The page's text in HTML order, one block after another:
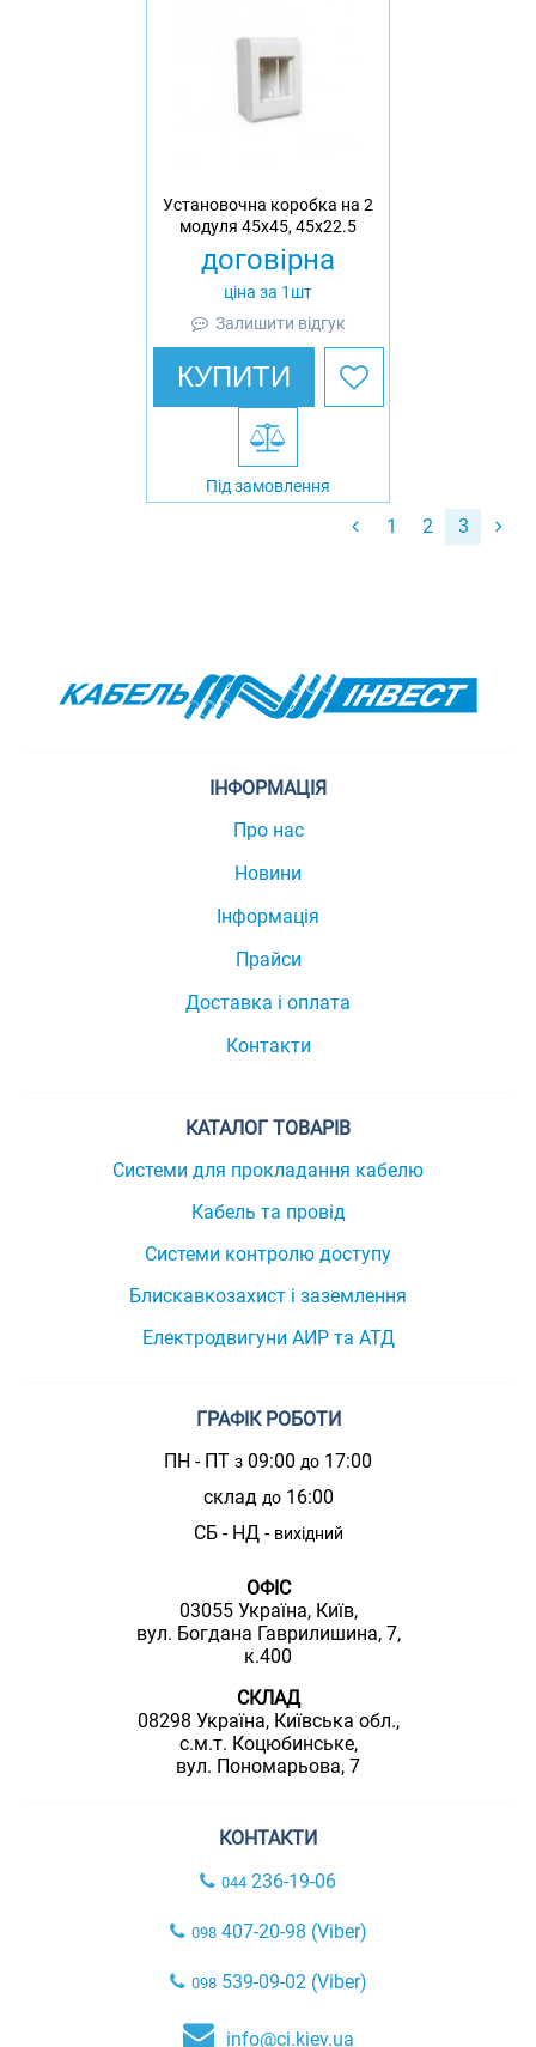
Установочна коробка на 2
модуля 45х45, 45х22.5
договірна
ціна за 1шт
Залишити відгук
КУПИТИ
Під замовлення
1 2 3
ІНФОРМАЦІЯ
Про нас
Новини
Інформація
Прайси
Доставка і оплата
Контакти
КАТАЛОГ ТОВАРІВ
Системи для прокладання кабелю
Кабель та провід
Системи контролю доступу
Блискавкозахист і заземлення
Електродвигуни АИР та АТД
ГРАФІК РОБОТИ
ПН - ПТ з 09:00 до 17:00
склад до16:00
СБ - НД - вихідний
ОФІС
03055 Україна, Київ,
вул. Богдана Гаврилишина, 7,
к.400
СКЛАД
08298 Україна, Київська обл.,
с.м.т. Коцюбинське,
вул. Пономарьова, 7
КОНТАКТИ
044 236-19-06
098407-20-98 (Viber)
098539-09-02 (Viber)
info@ci.kiev.ua